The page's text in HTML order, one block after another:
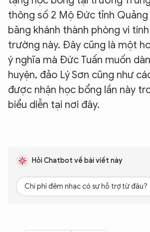
thông số 2 Mộ Đức tỉnh
băng khánh thành phòng vi
trường này. Đây cũng là một
ý nghĩa mà Đức Tuấn muốn
huyện, đảo Lý Sơn cũng như
được nhận học bổng lần này
biểu diễn tại nơi đây.
Hỏi Chatbot về bài viết này
Chi phí đêm nhạc có sự hỗ trợ từ đâu?